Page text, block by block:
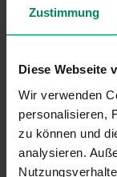
Zustimmung
Diese Webseite
Wir verwenden
personalisieren,
zu können und
analysieren.